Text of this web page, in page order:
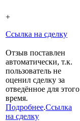
+
Ссылка на сделку
Отзыв поставлен
автоматически, т.к.
пользователь не
оценил сделку за
отведённое для этого
время.
Подробнее.Ссылка
на сделку